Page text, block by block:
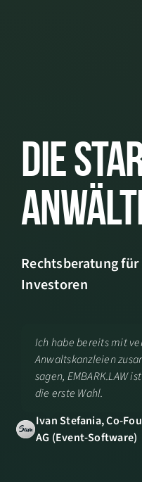
Die
Rechtsberatung
Investoren
Ich habe bereits mit
Anwaltskanzleien
sagen, EMBARK.LAW
die erste Wahl.
Ivan Stefania, Co-
AG (Event-Software)